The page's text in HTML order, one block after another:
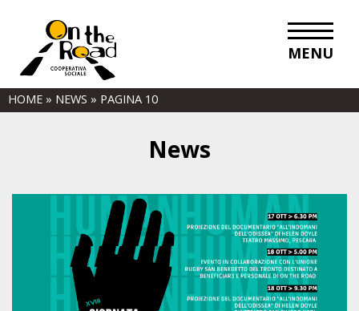
MENU
HOME » NEWS » PAGINA 10
News